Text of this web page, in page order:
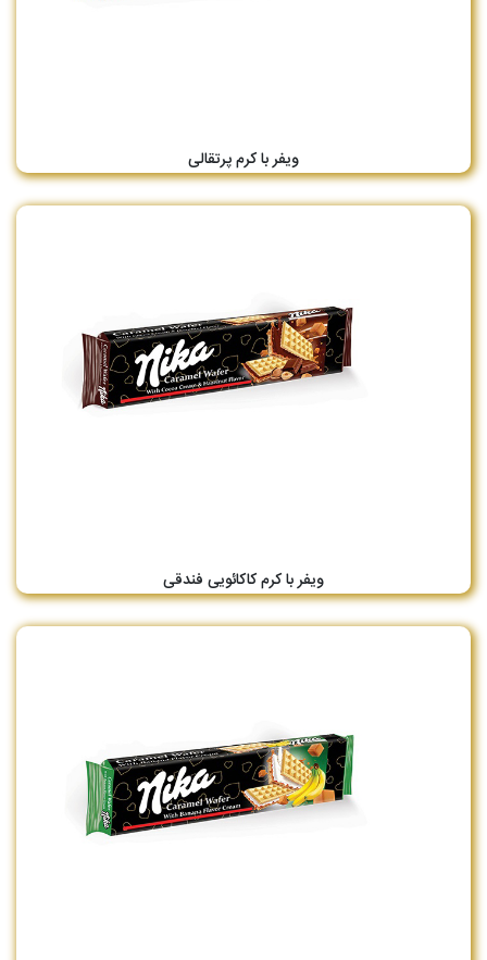
ویفر با کرم پرتقالی
ویفر با کرم کاکائویی فندقی